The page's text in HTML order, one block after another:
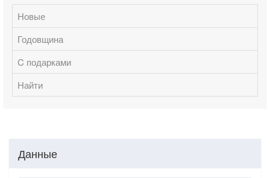
Новые
Годовщина
C подарками
Найти
Данные